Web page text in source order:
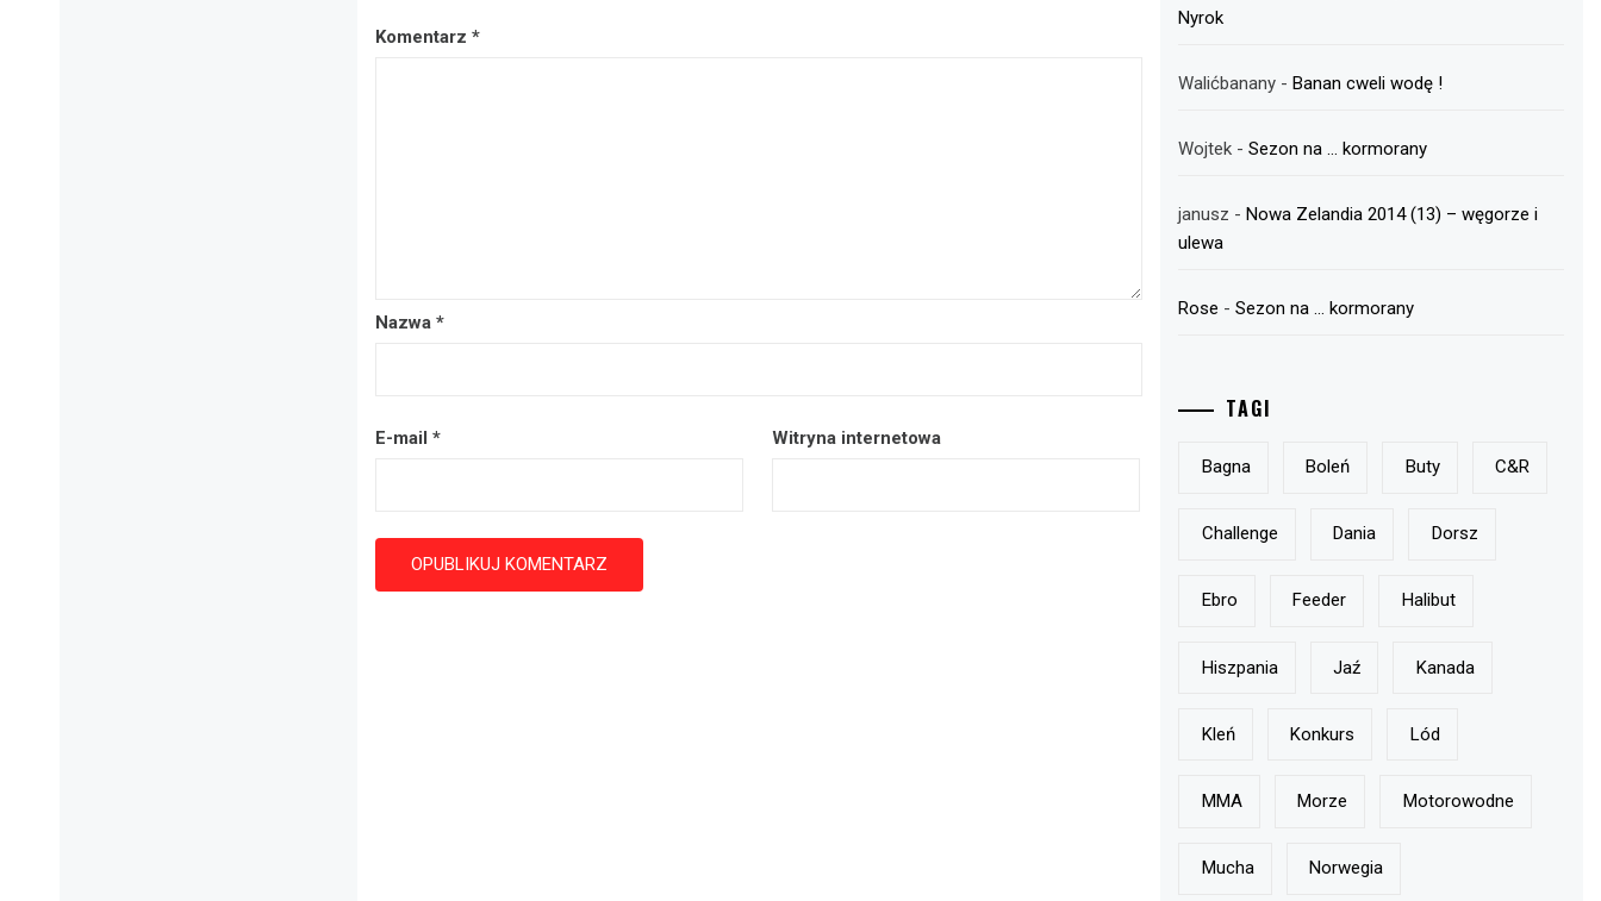
Komentarz *
Nazwa *
E-mail * Witryna internetowa
Nyrok
Walićbanany -Banan cweli wodę !
Wojtek -Sezon na … kormorany
janusz -Nowa Zelandia 2014 (13) – węgorze i
ulewa
Rose -Sezon na … kormorany
TAGI
Bagna Boleń Buty C&r
Challenge Dania Dorsz
Ebro Feeder Halibut
Hiszpania Jaź Kanada
Kleń Konkurs Lód
MMA Morze Motorowodne
Mucha Norwegia